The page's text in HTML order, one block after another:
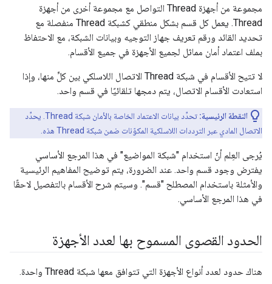
مجموعة من أجهزة Thread التواصل مع مجموعة أخرى من أجهزة
Thread. يعمل كل قسم بشكل منطقي كشبكة Thread منفصلة مع
تحديد القائد ورقم تعريف جهاز التوجيه وبيانات الشبكة، مع الاحتفاظ
بملف اعتماد أمان مماثل لجميع الأجهزة في جميع الأقسام.
لا تتيح الأقسام في شبكة Thread الاتصال اللاسلكي بين كلٍّ منها، وإذا
استعادت الأقسام الاتصال، يتم دمجها تلقائيًا في قسم واحد.
النقطة الرئيسية:
تحدِّد بيانات الاعتماد الخاصة بالأمان شبكة Thread. يحدِّد
الاتصال المادي عبر الترددات اللاسلكية المكوّنات ضمن شبكة Thread هذه.
يُرجى العِلم أنّ استخدام "شبكة المواضيع" في هذا المرجع الأساسي
يفترض وجود قسم واحد. عند الضرورة، يتم توضيح المفاهيم الرئيسية
والأمثلة باستخدام المصطلح "قسم". وسيتم شرح الأقسام بالتفصيل لاحقًا
في هذا المرجع الأساسي.
الحدود القصوى المسموح بها لعدد الأجهزة
هناك حدود لعدد أنواع الأجهزة التي تتوافق معها شبكة Thread واحدة.